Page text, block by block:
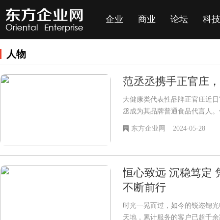
企业 商业 论坛 科技
人物
范丞丞携手正官庄
大健康类代表性品牌正官庄近
丞成为其品牌普通食品代言人
庄的大家庭中的一员,并将他乐
东方企业网 2024-05-28
恒心致远 沉稳笃定
不断前行
时光一晃而过，如今的锐迩锶
天地，累计服务的客户已超千